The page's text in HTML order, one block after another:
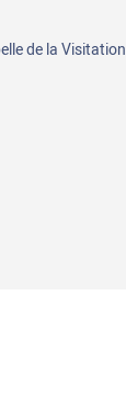
de la Visitation